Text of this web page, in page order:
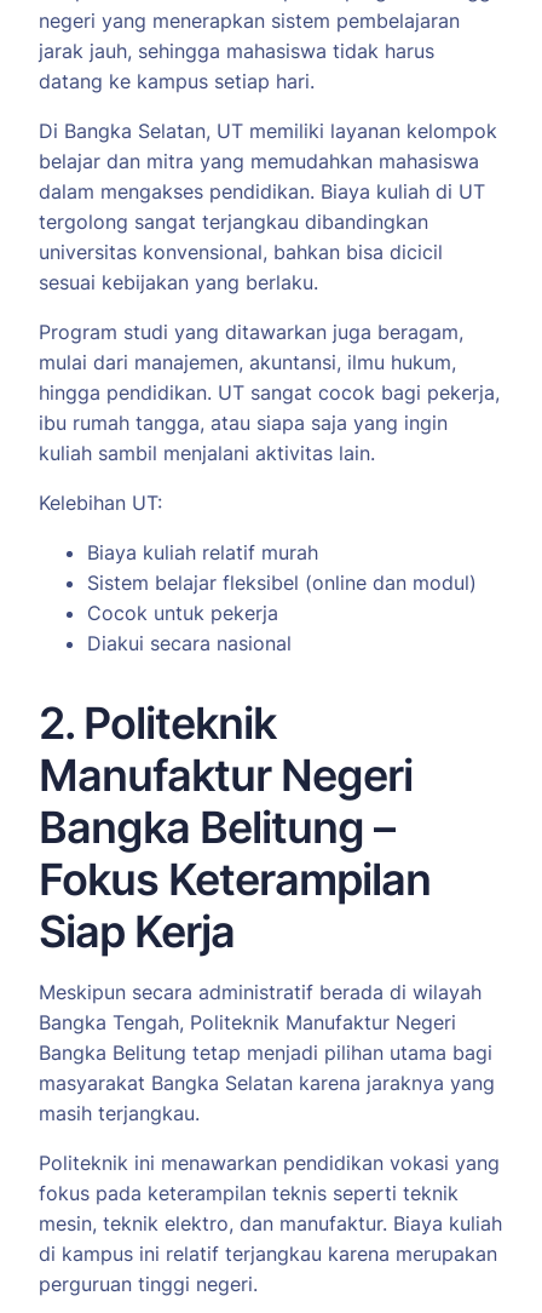
negeri yang menerapkan sistem pembelajaran
jarak jauh, sehingga mahasiswa tidak harus
datang ke kampus setiap hari.
Di Bangka Selatan, UT memiliki layanan kelompok
belajar dan mitra yang memudahkan mahasiswa
dalam mengakses pendidikan. Biaya kuliah di UT
tergolong sangat terjangkau dibandingkan
universitas konvensional, bahkan bisa dicicil
sesuai kebijakan yang berlaku.
Program studi yang ditawarkan juga beragam,
mulai dari manajemen, akuntansi, ilmu hukum,
hingga pendidikan. UT sangat cocok bagi pekerja,
ibu rumah tangga, atau siapa saja yang ingin
kuliah sambil menjalani aktivitas lain.
Kelebihan UT:
Biaya kuliah relatif murah
Sistem belajar fleksibel (online dan modul)
Cocok untuk pekerja
Diakui secara nasional
2. Politeknik
Manufaktur Negeri
Bangka Belitung –
Fokus Keterampilan
Siap Kerja
Meskipun secara administratif berada di wilayah
Bangka Tengah, Politeknik Manufaktur Negeri
Bangka Belitung tetap menjadi pilihan utama bagi
masyarakat Bangka Selatan karena jaraknya yang
masih terjangkau.
Politeknik ini menawarkan pendidikan vokasi yang
fokus pada keterampilan teknis seperti teknik
mesin, teknik elektro, dan manufaktur. Biaya kuliah
di kampus ini relatif terjangkau karena merupakan
perguruan tinggi negeri.